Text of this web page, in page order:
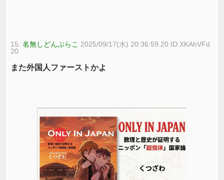
15:名無しどんぶらこ 2025/09/17(水) 20:36:59.20 ID:XKAhVFd
20
また外国人ファーストかよ